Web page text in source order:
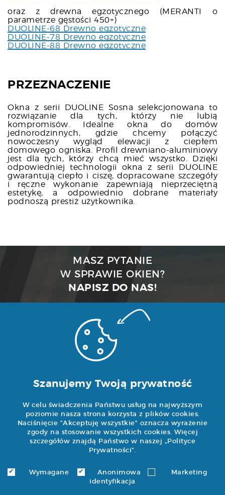
oraz z drewna egzotycznego (MERANTI o
parametrze gęstości 450+)
DUOLINE-68 Drewno egzotyczne
DUOLINE-78 Drewno egzotyczne
DUOLINE-88 Drewno egzotyczne
PRZEZNACZENIE
Okna z serii DUOLINE Sosna selekcjonowana to
rozwiązanie dla tych, którzy nie lubią
kompromisów. Idealne okna do domów
jednorodzinnych, gdzie chcemy połączyć
nowoczesny wygląd elewacji z ciepłem
domowego ogniska. Profil drewniano-aluminiowy
jest dla tych, którzy chcą mieć wszystko. Dzięki
odpowiedniej technologii okna z serii DUOLINE
gwarantują ciepło i ciszę, dopracowane szczegóły
i ręczne wykonanie zapewniają nieprzeciętną
estetykę, a odpowiednio dobrane materiały
podnoszą prestiż użytkownika.
MASZ PYTANIE
W SPRAWIE OKIEN?
NAPISZ DO NAS!
wyceny@noweokna.pl
ul. Grochowska 114
tel/fax (22) 611 98
88
kom 600-814-600
Godziny otwarcia
pon.-pt.: 9:00 - 18:00
Szanujemy Twoją prywatność
W celu świadczenia Państwu usług na najwyższym
poziomie nasza strona korzysta z plików cookies.
Naciśnięcie "Akceptuję wszystkie" oznacza wyrażenie
zgody na stosowanie wszystkich cookies. Więcej
szczegółów znajdą Państwo w naszej „ Polityce
Prywatności”.
Wymagane
Anonimowa
identyfikacja
Marketing